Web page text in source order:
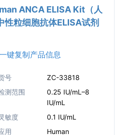
ANCA ELISA Kit（人
性粒细胞抗体ELISA试剂
键复制产品信息
号
ZC-33818
测范围
0.25 IU/mL–8
IU/mL
敏度
0.1 IU/mL
用
Human